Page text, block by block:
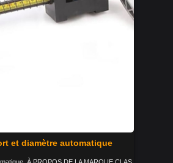
et diamètre automatique